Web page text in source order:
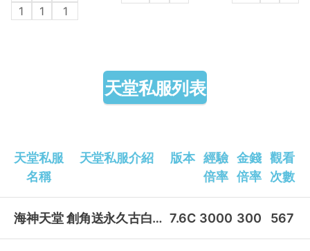
1 1 1
天堂私服列表
天堂私服
名稱
天堂私服介紹 版本 經驗
倍率
金錢
倍率
觀看
次數
海神天堂 創角送永久古白+全能力25~24H在線客服 7.6C 3000 300 567